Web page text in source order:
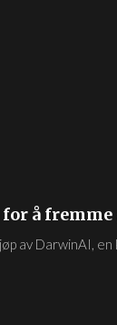
å fremme
av DarwinAI, en